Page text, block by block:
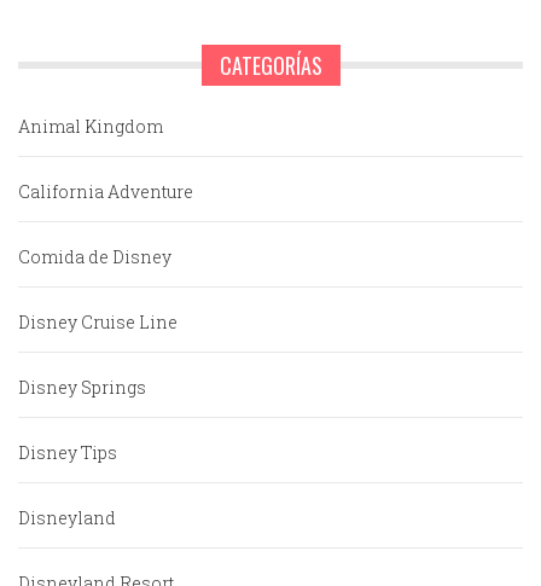
CATEGORÍAS
Animal Kingdom
California Adventure
Comida de Disney
Disney Cruise Line
Disney Springs
Disney Tips
Disneyland